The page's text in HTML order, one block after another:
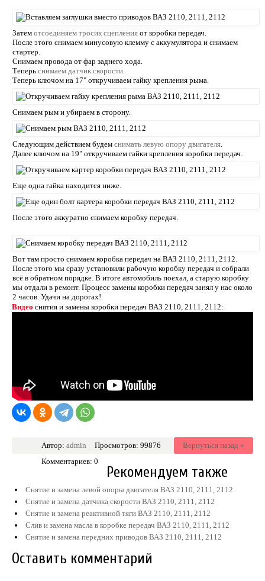
Затем отсоединяем тросик сцепления от коробки передач.
После этого снимаем минусовую клемму с аккумулятора и снимаем
стартер.
Снимаем провода от фар заднего хода.
Теперь снимаем датчик скорости.
Теперь ключом на 17" откручиваем гайку крепления рыма.
Снимаем рым и убираем в сторону.
Следующим действием будем снимать левую опору двигателя.
Далее ключом на 19" откручиваем гайки крепления коробки передач.
Еще одна гайка находится ниже.
После этого аккуратно снимаем коробку передач.
Вот там просто снимаем коробка передач на ВАЗ 2110, 2111, 2112.
После этого мы сразу установили рабочую коробку передач и собрали
всё в обратном порядке. В итоге автомобиль поехал, а старую коробку
мы отдали в ремонт. Процесс замены коробки передач занял у нас около
2 часов. Удачи на дорогах!
Видео снятия и замены коробки передач ВАЗ 2110, 2111, 2112:
Вернуться назад »
Автор: admin
Просмотров: 99876
Комментариев: 0
Рекомендуем также
Снятие и замена левой опоры двигателя ВАЗ 2110, 2111, 2112
Снятие и замена датчика скорости ВАЗ 2110, 2111, 2112
Снятие и замена реактивной тяги ВАЗ 2110, 2111, 2112
Слив и замена масла в коробке передач ВАЗ 2110, 2111, 2112
Снятие и замена передних приводов ВАЗ 2110, 2111, 2112
Оставить комментарий